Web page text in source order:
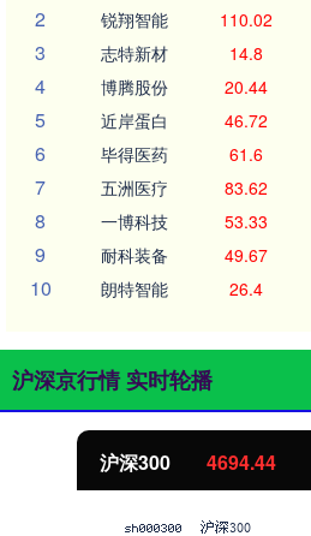
2 锐翔智能 110.02
3 志特新材 14.8
4 博腾股份 20.44
5 近岸蛋白 46.72
6 毕得医药 61.6
7 五洲医疗 83.62
8 一博科技 53.33
9 耐科装备 49.67
10 朗特智能 26.4
沪深京行情 实时轮播
沪深300 4694.44